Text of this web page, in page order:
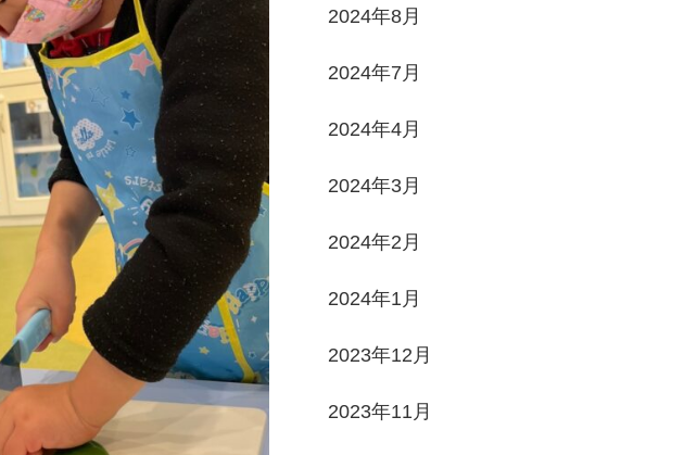
2024年8月
2024年7月
2024年4月
2024年3月
2024年2月
2024年1月
2023年12月
2023年11月